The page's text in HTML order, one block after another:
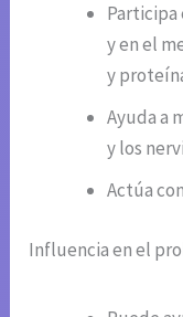
Participa
y en el
y
Ayuda a
y los
Actúa
Influencia en el